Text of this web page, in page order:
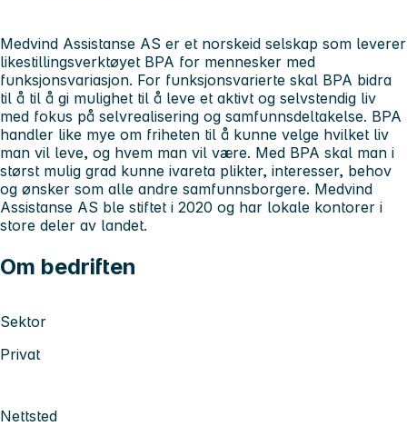
Medvind Assistanse AS er et norskeid selskap som leverer
likestillingsverktøyet BPA for mennesker med
funksjonsvariasjon. For funksjonsvarierte skal BPA bidra
til å til å gi mulighet til å leve et aktivt og selvstendig liv
med fokus på selvrealisering og samfunnsdeltakelse. BPA
handler like mye om friheten til å kunne velge hvilket liv
man vil leve, og hvem man vil være. Med BPA skal man i
størst mulig grad kunne ivareta plikter, interesser, behov
og ønsker som alle andre samfunnsborgere. Medvind
Assistanse AS ble stiftet i 2020 og har lokale kontorer i
store deler av landet.
Om bedriften
Sektor
Privat
Nettsted